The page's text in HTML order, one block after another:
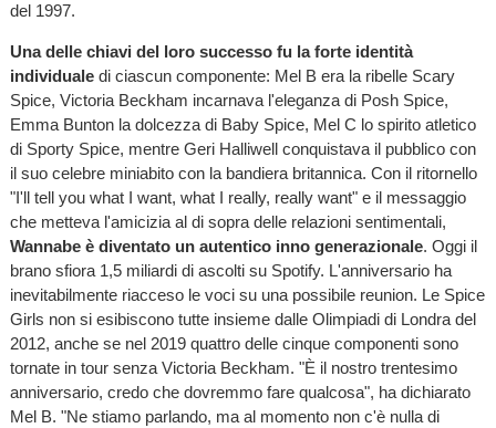
del 1997.
Una delle chiavi del loro successo fu la forte identità
individualedi ciascun componente: Mel B era la ribelle Scary
Spice, Victoria Beckham incarnava l'eleganza di Posh Spice,
Emma Bunton la dolcezza di Baby Spice, Mel C lo spirito atletico
di Sporty Spice, mentre Geri Halliwell conquistava il pubblico con
il suo celebre miniabito con la bandiera britannica. Con il ritornello
"I'll tell you what I want, what I really, really want" e il messaggio
che metteva l'amicizia al di sopra delle relazioni sentimentali,
Wannabe è diventato un autentico inno generazionale. Oggi il
brano sfiora 1,5 miliardi di ascolti su Spotify. L'anniversario ha
inevitabilmente riacceso le voci su una possibile reunion. Le Spice
Girls non si esibiscono tutte insieme dalle Olimpiadi di Londra del
2012, anche se nel 2019 quattro delle cinque componenti sono
tornate in tour senza Victoria Beckham. "È il nostro trentesimo
anniversario, credo che dovremmo fare qualcosa", ha dichiarato
Mel B. "Ne stiamo parlando, ma al momento non c'è nulla di